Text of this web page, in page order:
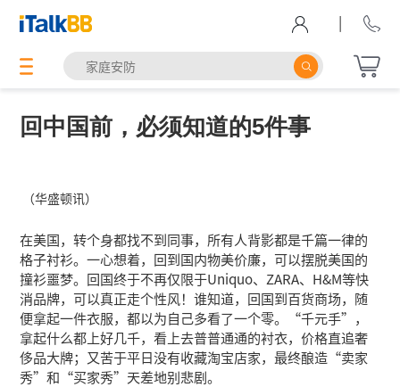
|
回中国前，必须知道的5件事
（华盛顿讯）
在美国，转个身都找不到同事，所有人背影都是千篇一律的
格子衬衫。一心想着，回到国内物美价廉，可以摆脱美国的
撞衫噩梦。回国终于不再仅限于Uniquo、ZARA、H&M等快
消品牌，可以真正走个性风！谁知道，回国到百货商场，随
便拿起一件衣服，都以为自己多看了一个零。“千元手”，
拿起什么都上好几千，看上去普普通通的衬衣，价格直追奢
侈品大牌；又苦于平日没有收藏淘宝店家，最终酿造“卖家
秀”和“买家秀”天差地别悲剧。